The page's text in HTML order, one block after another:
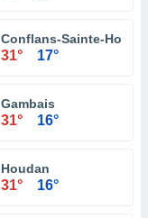
Conflans-Sainte-
31° 17°
Gambais
31° 16°
Houdan
31° 16°